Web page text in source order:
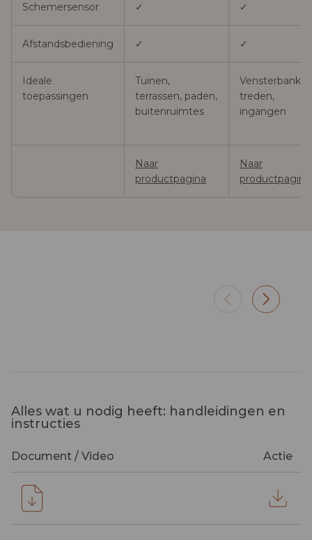
Schemersensor ✓ ✓
Afstandsbediening ✓ ✓
Ideale
toepassingen
Tuinen,
terrassen, paden,
buitenruimtes
treden,
ingangen
Naar
productpagina
Naar
productpagina
trede,
Alles wat u nodig heeft: handleidingen en
instructies
Document / Video Actie